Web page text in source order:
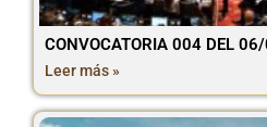
CONVOCATORIA 004 DEL
Leer más »